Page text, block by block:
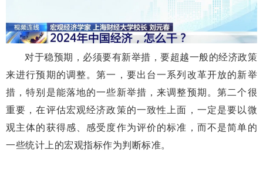
对于稳预期，必须要有新举措，要超越一般的经济政策
来进行预期的调整。第一，要出台一系列改革开放的新举
措，特别是能落地的一些新举措，来调整预期。第二个很
重要，在评估宏观经济政策的一致性上面，一定是要以微
观主体的获得感、感受度作为评价的标准，而不是简单的
一些统计上的宏观指标作为判断标准。